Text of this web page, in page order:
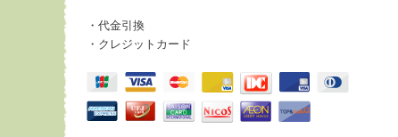
・代金引換
・クレジットカード